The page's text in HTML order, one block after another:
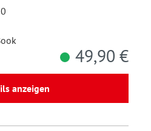
49,90 €
anzeigen